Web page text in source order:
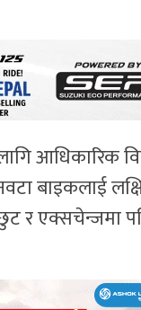
आधिकारिक
बाइकलाई
र एक्सचेन्जमा